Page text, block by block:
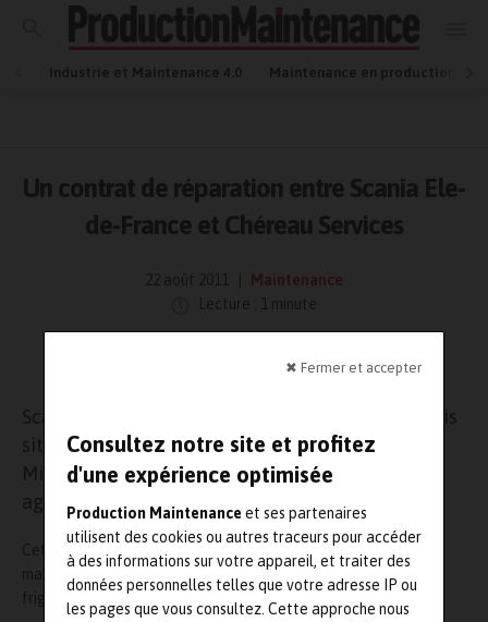
✖ Fermer et accepter
Consultez notre site et profitez
d'une expérience optimisée
Production Maintenanceet ses partenaires
utilisent des cookies ou autres traceurs pour accéder
à des informations sur votre appareil, et traiter des
données personnelles telles que votre adresse IP ou
les pages que vous consultez. Cette approche nous
Industrie et Maintenance 4.0 Maintenance en production
Un contrat de réparation entre Scania Ele-
de-France et Chéreau Services
22 août 2011
Maintenance
Lecture : 1 minute
Scania Ile-de-France (80 salariés répartis sur trois
sites : Saint-Ouen-l’Aumône, Fleury-Mérogis et
Mitry-Mory) a signé un contrat de réparateur
agréé avec Chéreau Services.
Cette nouvelle collaboration porte sur la réparation et la
maintenance de toutes les solutions Chéreau (hors cellules
frigorifiques) sur un secteur allant du nord de Paris à Amiens.